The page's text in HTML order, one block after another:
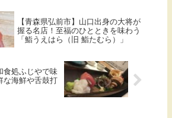
【青森県弘前市】山口出身の大将が
握る名店！至福のひとときを味わう
「鮨うえはら（旧 鮨たむら）」
食処ふじやで味
な海鮮や舌鼓打